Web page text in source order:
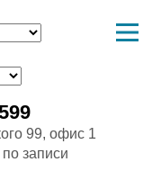
99, офис 1
записи